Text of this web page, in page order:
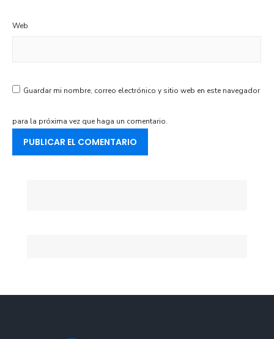
Web
Guardar mi nombre, correo electrónico y sitio web en este navegador
para la próxima vez que haga un comentario.